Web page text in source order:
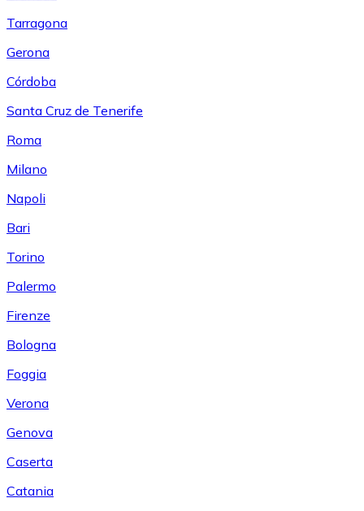
Tarragona
Gerona
Córdoba
Santa Cruz de Tenerife
Roma
Milano
Napoli
Bari
Torino
Palermo
Firenze
Bologna
Foggia
Verona
Genova
Caserta
Catania